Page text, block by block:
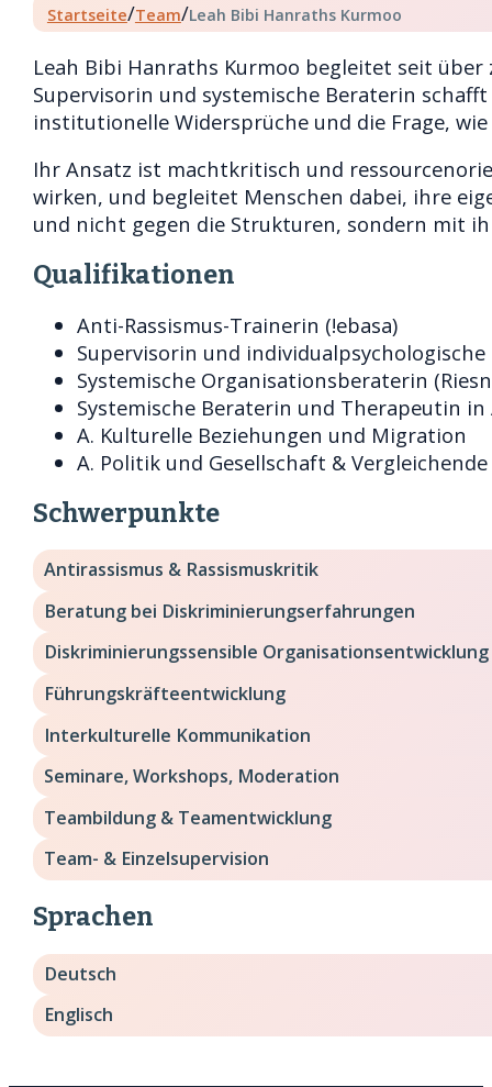
Startseite/Team/Leah Bibi Hanraths Kurmoo
Leah Bibi Hanraths Kurmoo begleitet seit über
Supervisorin und systemische Beraterin
institutionelle Widersprüche und die Frage,
Ihr Ansatz ist machtkritisch und
wirken, und begleitet Menschen dabei, ihre
und nicht gegen die Strukturen, sondern mit
Qualifikationen
Anti-Rassismus-Trainerin (!ebasa)
Supervisorin und individualpsychologische
Systemische Organisationsberaterin
Systemische Beraterin und Therapeutin in
A. Kulturelle Beziehungen und Migration
A. Politik und Gesellschaft &
Schwerpunkte
Antirassismus & Rassismuskritik
Beratung bei Diskriminierungserfahrungen
Diskriminierungssensible Organisationsentwicklung
Führungs­kräfte­entwicklung
Interkulturelle Kommunikation
Seminare, Workshops, Moderation
Team­bildung & Team­entwicklung
Team- & Einzelsupervision
Sprachen
Deutsch
Englisch